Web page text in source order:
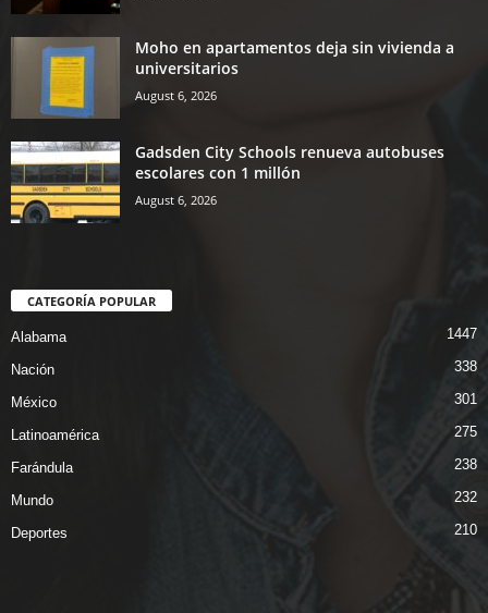
Moho en apartamentos deja sin vivienda a
universitarios
August 6, 2026
Gadsden City Schools renueva autobuses
escolares con 1 millón
August 6, 2026
CATEGORÍA POPULAR
Alabama 1447
Nación 338
México 301
Latinoamérica 275
Farándula 238
Mundo 232
Deportes 210